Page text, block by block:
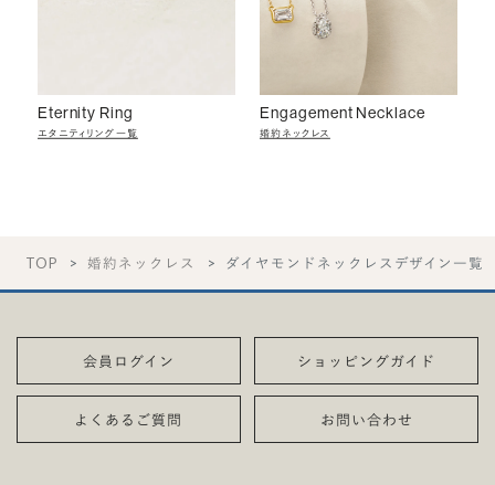
Eternity Ring
エタニティリング一覧
Engagement Necklace
婚約ネックレス
TOP 婚約ネックレス ダイヤモンドネックレスデザイン一覧
会員ログイン ショッピングガイド
よくあるご質問 お問い合わせ